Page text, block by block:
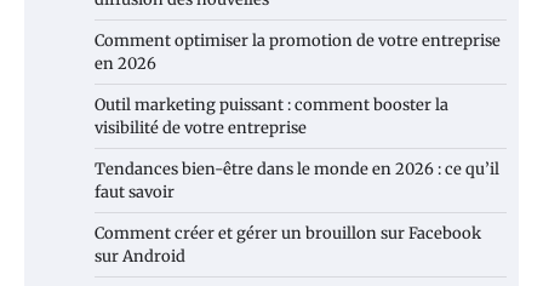
Comment optimiser la promotion de votre entreprise
en 2026
Outil marketing puissant : comment booster la
visibilité de votre entreprise
Tendances bien-être dans le monde en 2026 : ce qu’il
faut savoir
Comment créer et gérer un brouillon sur Facebook
sur Android